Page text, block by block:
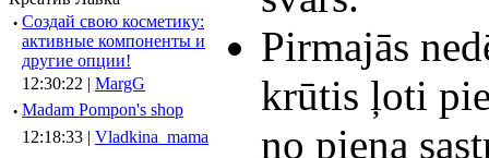
· Создай свою косметику:
активные компоненты и
другие опции!
12:30:22 | MargG
· Madam Pompon's shop
12:18:33 | Vladkina_mama
Pirmajās
krūtis ļoti
no piena